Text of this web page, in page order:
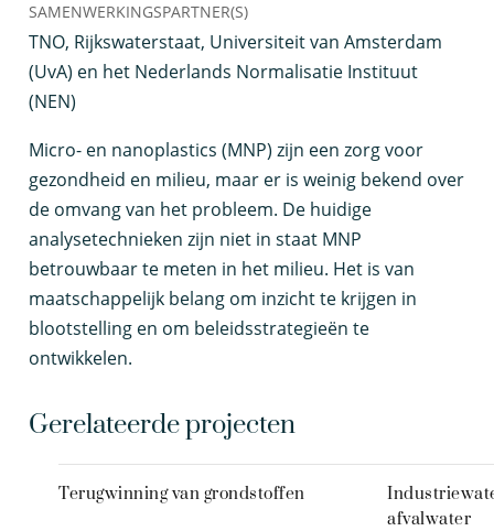
Micro- en nanoplastics (MNP) zijn een zorg voor
gezondheid en milieu, maar er is weinig bekend over
de omvang van het probleem. De huidige
analysetechnieken zijn niet in staat MNP
betrouwbaar te meten in het milieu. Het is van
maatschappelijk belang om inzicht te krijgen in
blootstelling en om beleidsstrategieën te
ontwikkelen.
Gerelateerde projecten
Terugwinning van grondstoffen
afvalwater
SAMENWERKINGSPARTNER(S)
TNO, Rijkswaterstaat, Universiteit van Amsterdam
(UvA) en het Nederlands Normalisatie Instituut
(NEN)